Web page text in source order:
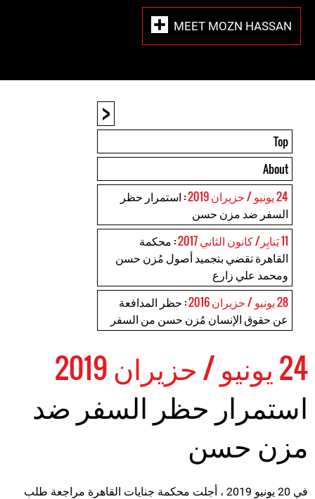
MEET MOZN HASSAN
<
Top
About
24 يونيو / حزيران 2019
: استمرار حظر
السفر ضد مزن حسن
11 يَنايِر/ كانون الثاني 2017
: محكمة
القاهرة تقضي بتجميد أصول مُزن حسن
ومحمد علي زارع
28 يونيو / حزيران 2016
: حظر المدافعة
عن حقوق الإنسان مُزن حسن من السفر
24 يونيو / حزيران 2019
استمرار حظر السفر ضد
مزن حسن
في 20 يونيو 2019 ، أجلت محكمة جنايات القاهرة مراجعة طلب